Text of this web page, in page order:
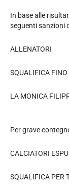
In base alle
seguenti sanzioni
ALLENATORI
SQUALIFICA
LA MONICA
Per grave
CALCIATORI
SQUALIFICA PER